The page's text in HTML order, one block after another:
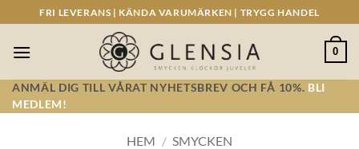
to
content
FRI LEVERANS | KÄNDA VARUMÄRKEN | TRYGG HANDEL
0
ANMÄL DIG TILL VÅRAT NYHETSBREV OCH FÅ 10%. BLI
MEDLEM!
HEM / SMYCKEN